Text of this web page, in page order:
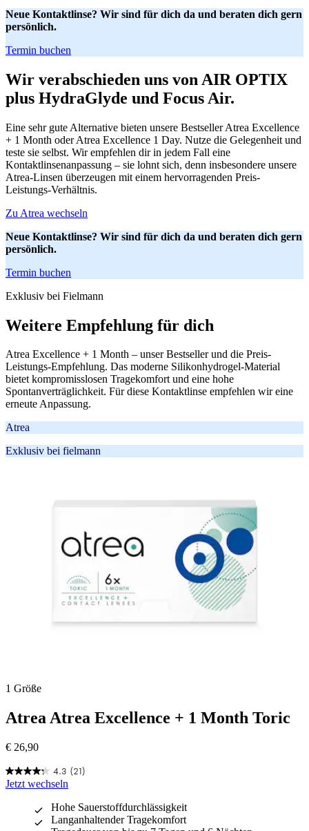
Neue Kontaktlinse? Wir sind für dich da und beraten dich gern
persönlich.
Termin buchen
Wir verabschieden uns von AIR OPTIX
plus HydraGlyde und Focus Air.
Eine sehr gute Alternative bieten unsere Bestseller Atrea Excellence
+ 1 Month oder Atrea Excellence 1 Day. Nutze die Gelegenheit und
teste sie selbst. Wir empfehlen dir in jedem Fall eine
Kontaktlinsenanpassung – sie lohnt sich, denn insbesondere unsere
Atrea-Linsen überzeugen mit einem hervorragenden Preis-
Leistungs-Verhältnis.
Zu Atrea wechseln
Neue Kontaktlinse? Wir sind für dich da und beraten dich gern
persönlich.
Termin buchen
Exklusiv bei Fielmann
Weitere Empfehlung für dich
Atrea Excellence + 1 Month – unser Bestseller und die Preis-
Leistungs-Empfehlung. Das moderne Silikonhydrogel-Material
bietet kompromisslosen Tragekomfort und eine hohe
Spontanverträglichkeit. Für diese Kontaktlinse empfehlen wir eine
erneute Anpassung.
Atrea
Exklusiv bei fielmann
1 Größe
Atrea Atrea Excellence + 1 Month Toric
€ 26,90
4.3 (21)
4.3
von
Sternen.
Jetzt wechseln
Hohe Sauerstoffdurchlässigkeit
Langanhaltender Tragekomfort